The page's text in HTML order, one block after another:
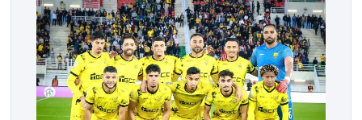
مواجهة المتأهل من المباراة التي تجمع بين إيل كانيمي
واريورز النيجيري ونادي أوديب ممثل […]